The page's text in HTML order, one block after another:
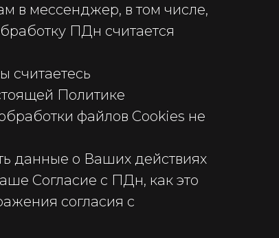
в мессенджер, в том числе,
ПДн считается
считаетесь
Политике
файлов Cookies не
данные о Ваших действиях
Согласие с ПДн, как это
согласия с